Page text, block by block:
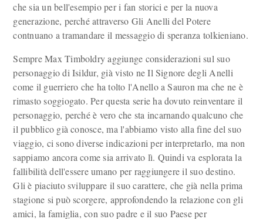
che sia un bell'esempio per i fan storici e per la nuova
generazione, perché attraverso Gli Anelli del Potere
contnuano a tramandare il messaggio di speranza tolkieniano.
Sempre Max Timboldry aggiunge considerazioni sul suo
personaggio di Isildur, già visto ne Il Signore degli Anelli
come il guerriero che ha tolto l'Anello a Sauron ma che ne è
rimasto soggiogato. Per questa serie ha dovuto reinventare il
personaggio, perché è vero che sta incarnando qualcuno che
il pubblico già conosce, ma l'abbiamo visto alla fine del suo
viaggio, ci sono diverse indicazioni per interpretarlo, ma non
sappiamo ancora come sia arrivato lì. Quindi va esplorata la
fallibilità dell'essere umano per raggiungere il suo destino.
Gli è piaciuto sviluppare il suo carattere, che già nella prima
stagione si può scorgere, approfondendo la relazione con gli
amici, la famiglia, con suo padre e il suo Paese per